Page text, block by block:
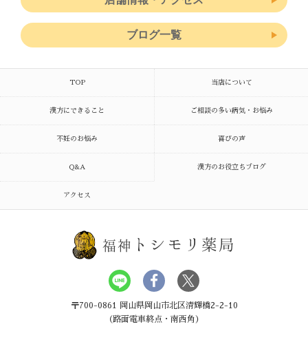
ブログ一覧
TOP 当店について
漢方にできること ご相談の多い病気・お悩み
不妊のお悩み 喜びの声
Q&A 漢方のお役立ちブログ
アクセス
福神 トシモリ薬局
〒700-0861 岡山県岡山市北区清輝橋2-2-10
（路面電車終点・南西角）